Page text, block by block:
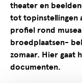
theater en
tot topinstellingen
profiel rond
broedplaatsen-
zomaar. Hier gaat
documenten.